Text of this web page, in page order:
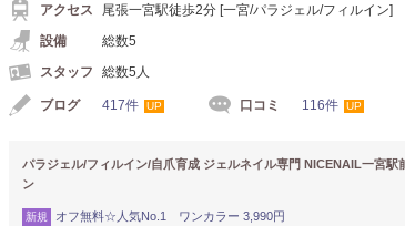
アクセス
尾張一宮駅徒歩2分 [一宮/パラジェル/フィルイン]
設備
総数5
スタッフ
総数5人
ブログ 417件 UP 口コミ 116件 UP
パラジェル/フィルイン/自爪育成 ジェルネイル専門 NICENAIL一宮駅
ン
新規 オフ無料☆人気No.1 ワンカラー 3,990円